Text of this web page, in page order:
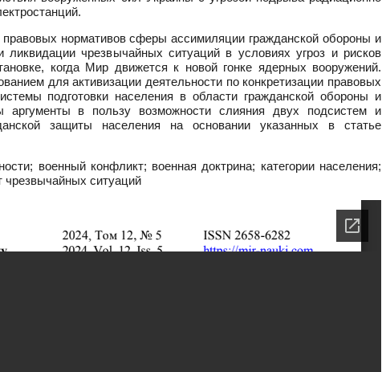
нормативов сферы ассимиляции гражданской обороны и
чрезвычайных ситуаций в условиях угроз и рисков
когда Мир движется к новой гонке ядерных вооружений.
для активизации деятельности по конкретизации правовых
подготовки населения в области гражданской обороны и
в пользу возможности слияния двух подсистем и
защиты населения на основании указанных в статье
военный конфликт; военная доктрина; категории населения;
чрезвычайных ситуаций